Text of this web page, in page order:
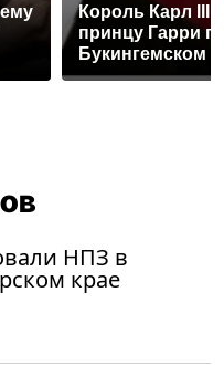
Король Карл III
принцу Гарри
Букингемском
НПЗ в
крае